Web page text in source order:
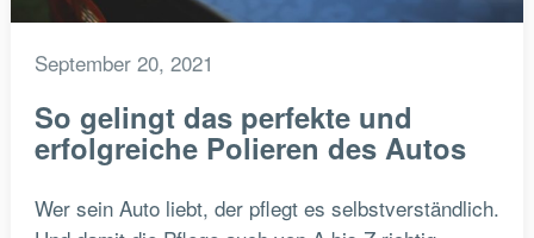
September 20, 2021
So gelingt das perfekte und
erfolgreiche Polieren des Autos
Wer sein Auto liebt, der pflegt es selbstverständlich.